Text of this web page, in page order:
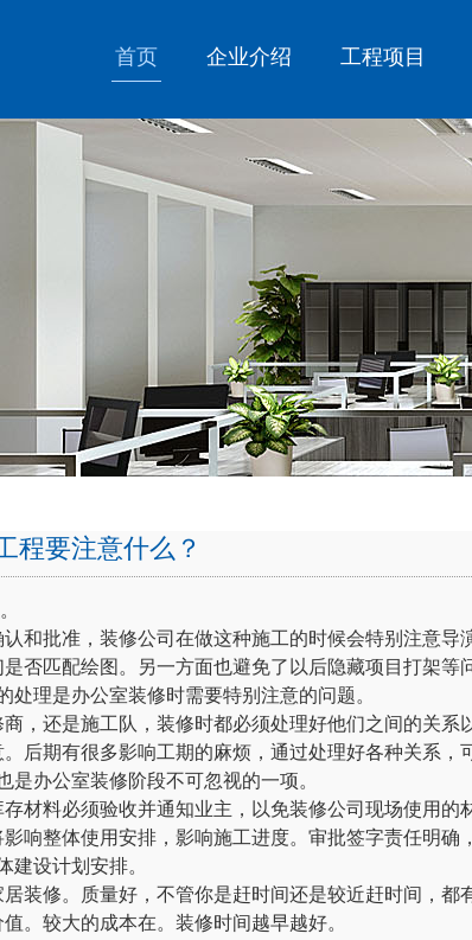
首页 企业介绍 工程项目
程要注意什么？
和批准，装修公司在做这种施工的时候会特别注意导
否匹配绘图。另一方面也避免了以后隐藏项目打架等
处理是办公室装修时需要特别注意的问题。
，还是施工队，装修时都必须处理好他们之间的关系
后期有很多影响工期的麻烦，通过处理好各种关系，
是办公室装修阶段不可忽视的一项。
材料必须验收并通知业主，以免装修公司现场使用的
响整体使用安排，影响施工进度。审批签字责任明确
建设计划安排。
装修。质量好，不管你是赶时间还是较近赶时间，都
。较大的成本在。装修时间越早越好。